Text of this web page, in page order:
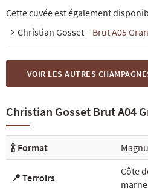
Cette cuvée est également
Christian Gosset - Brut A05
VOIR LES AUTRES
Christian Gosset Brut A04
🍾 Format
📍 Terroirs
Côte
marne